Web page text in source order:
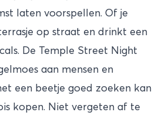
laten voorspellen. Of je
op straat en drinkt een
De Temple Street Night
aan mensen en
een beetje goed zoeken kan
kopen. Niet vergeten af te